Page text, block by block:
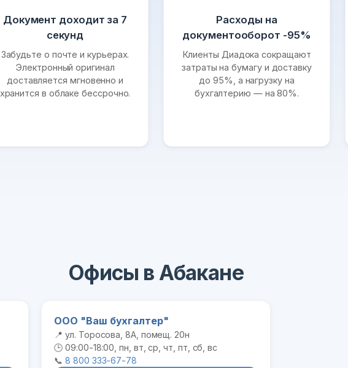
Документ доходит за 7
секунд
Забудьте о почте и курьерах.
Электронный оригинал
доставляется мгновенно и
хранится в облаке бессрочно.
Расходы на
документооборот -95%
Клиенты Диадока сокращают
затраты на бумагу и доставку
до 95%, а нагрузку на
бухгалтерию — на 80%.
Офисы в Абакане
ООО "Ваш бухгалтер"
📍 ул. Торосова, 8А, помещ. 20н
🕒 09:00-18:00, пн, вт, ср, чт, пт, сб, вс
📞8 800 333-67-78